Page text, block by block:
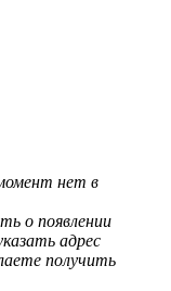
нет в
о появлении
адрес
получить